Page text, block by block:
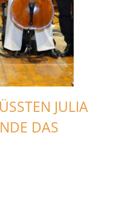
JULIA M
DAS N